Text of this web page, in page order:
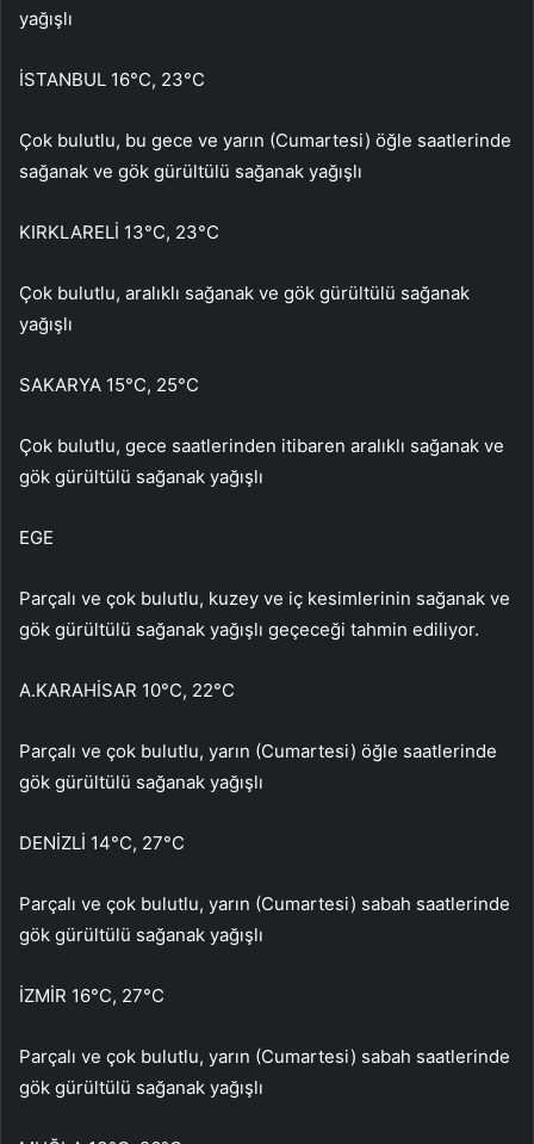
yağışlı
İSTANBUL 16°C, 23°C
Çok bulutlu, bu gece ve yarın (Cumartesi) öğle saatlerinde
sağanak ve gök gürültülü sağanak yağışlı
KIRKLARELİ 13°C, 23°C
Çok bulutlu, aralıklı sağanak ve gök gürültülü sağanak
yağışlı
SAKARYA 15°C, 25°C
Çok bulutlu, gece saatlerinden itibaren aralıklı sağanak ve
gök gürültülü sağanak yağışlı
EGE
Parçalı ve çok bulutlu, kuzey ve iç kesimlerinin sağanak ve
gök gürültülü sağanak yağışlı geçeceği tahmin ediliyor.
A.KARAHİSAR 10°C, 22°C
Parçalı ve çok bulutlu, yarın (Cumartesi) öğle saatlerinde
gök gürültülü sağanak yağışlı
DENİZLİ 14°C, 27°C
Parçalı ve çok bulutlu, yarın (Cumartesi) sabah saatlerinde
gök gürültülü sağanak yağışlı
İZMİR 16°C, 27°C
Parçalı ve çok bulutlu, yarın (Cumartesi) sabah saatlerinde
gök gürültülü sağanak yağışlı